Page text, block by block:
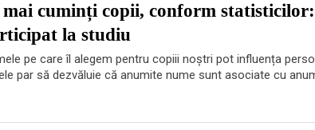
cuminți copii, conform statisticilor:
la studiu
pe care îl alegem pentru copiii noștri pot influența
par să dezvăluie că anumite nume sunt asociate cu